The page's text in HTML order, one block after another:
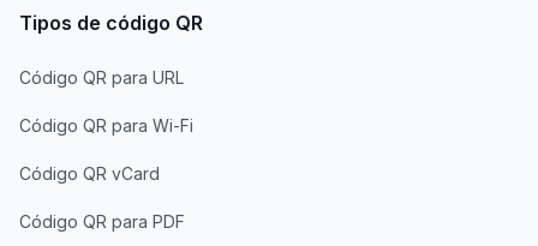
Tipos de código QR
Código QR para URL
Código QR para Wi-Fi
Código QR vCard
Código QR para PDF